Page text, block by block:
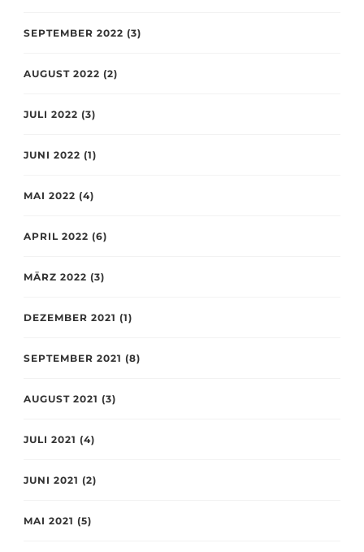
SEPTEMBER 2022 (3)
AUGUST 2022 (2)
JULI 2022 (3)
JUNI 2022 (1)
MAI 2022 (4)
APRIL 2022 (6)
MÄRZ 2022 (3)
DEZEMBER 2021 (1)
SEPTEMBER 2021 (8)
AUGUST 2021 (3)
JULI 2021 (4)
JUNI 2021 (2)
MAI 2021 (5)